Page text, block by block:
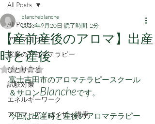
All Posts
アロマテラピー
家庭のアロマテラピー
ひとりごと
試験対策
エネルギーワーク
アロマ・アドバイザー講座
All Posts
【産前産後のアロマ】出産
時と産後
blancheblanche
2023年9月20日 読了時間: 2分
5つ星のうちNaNと評価されています。
富士吉田市のアロマテラピースクール
＆サロンBlancheです。
今回は出産時と産後のアロマテラピー